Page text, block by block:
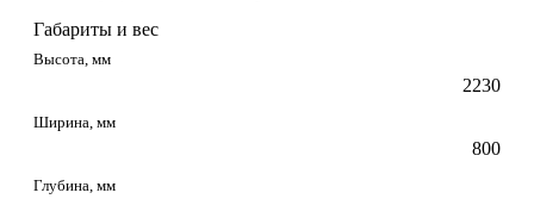
Габариты и вес
Высота, мм
2230
Ширина, мм
800
Глубина, мм